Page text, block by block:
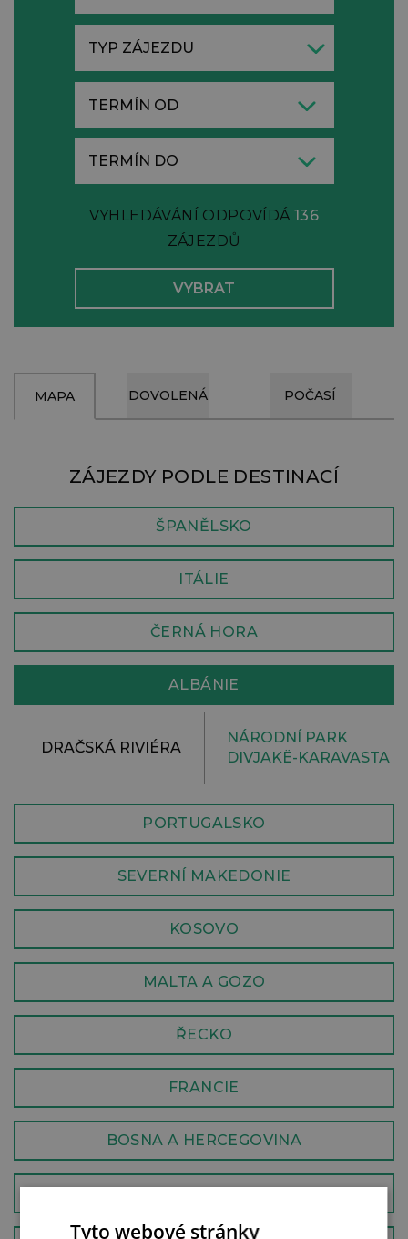
TYP ZÁJEZDU
VYHLEDÁVÁNÍ ODPOVÍDÁ136
ZÁJEZDŮ
MAPA DOVOLENÁ POČASÍ
ZÁJEZDY PODLE DESTINACÍ
ŠPANĚLSKO
ITÁLIE
ČERNÁ HORA
ALBÁNIE
DRAČSKÁ RIVIÉRA
NÁRODNÍ PARK
DIVJAKË-KARAVASTA
PORTUGALSKO
SEVERNÍ MAKEDONIE
KOSOVO
MALTA A GOZO
ŘECKO
FRANCIE
BOSNA A HERCEGOVINA
RUMUNSKO
Tyto webové stránky